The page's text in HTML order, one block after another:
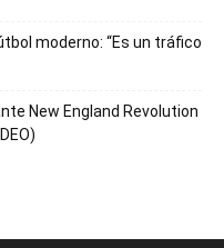
moderno: “Es un tráfico
New England Revolution